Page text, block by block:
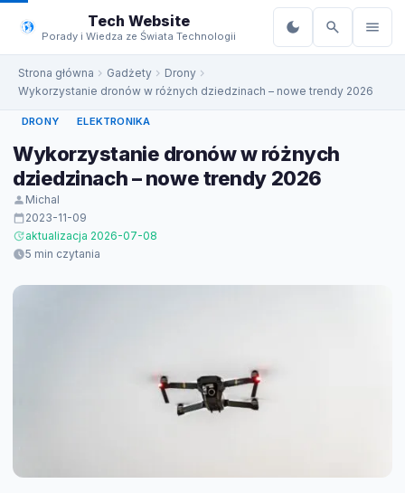
do
treści
Tech Website
Porady i Wiedza ze Świata Technologii
Strona główna Gadżety
Drony
Wykorzystanie dronów w różnych dziedzinach – nowe trendy 2026
DRONY ELEKTRONIKA
Wykorzystanie dronów w różnych
dziedzinach – nowe trendy 2026
Michal
2023-11-09
aktualizacja 2026-07-08
5 min czytania